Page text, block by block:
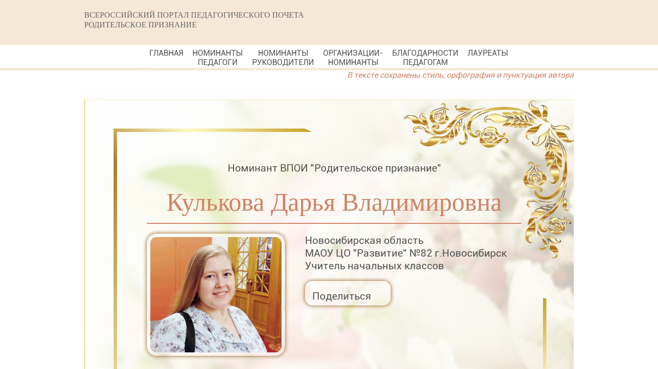
ВСЕРОССИЙСКИЙ ПОРТАЛ ПЕДАГОГИЧЕСКОГО ПОЧЕТА
РОДИТЕЛЬСКОЕ ПРИЗНАНИЕ
ГЛАВНАЯ
НОМИНАНТЫ
ПЕДАГОГИ
НОМИНАНТЫ
РУКОВОДИТЕЛИ
ОРГАНИЗАЦИИ-
НОМИНАНТЫ
БЛАГОДАРНОСТИ
ПЕДАГОГАМ
ЛАУРЕАТЫ
В тексте сохранены стиль, орфография и пунктуация автора
Номинант ВПОИ "Родительское признание"
Кулькова Дарья Владимировна
Новосибирская область
МАОУ ЦО "Развитие" №82 г.Новосибирск
Учитель начальных классов
Поделиться